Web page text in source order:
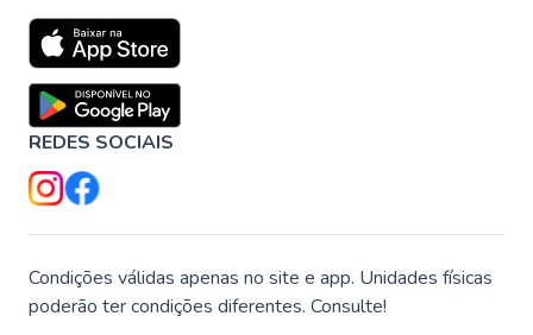
REDES SOCIAIS
Condições válidas apenas no site e app. Unidades físicas
poderão ter condições diferentes. Consulte!